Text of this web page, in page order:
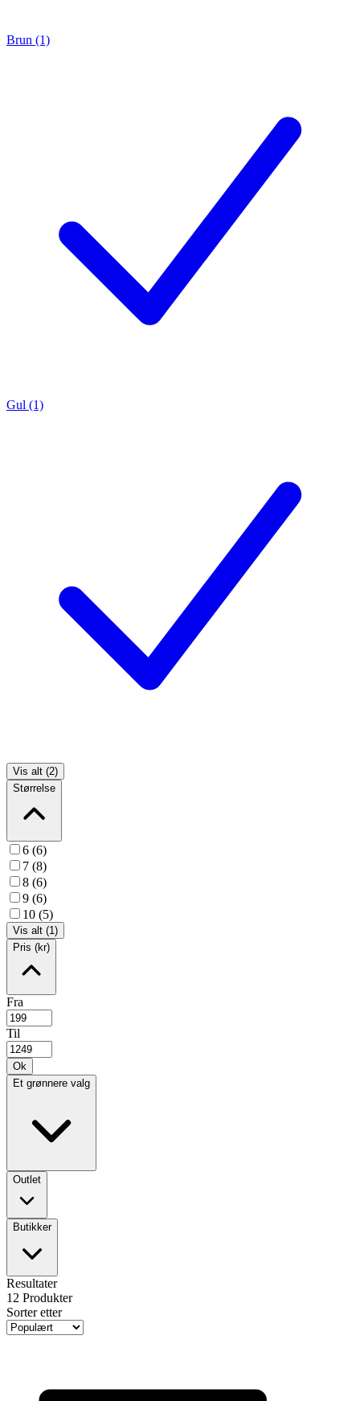
Brun (1)
Gul (1)
Vis alt (2)
Størrelse
6 (6)
7 (8)
8 (6)
9 (6)
10 (5)
Vis alt (1)
Pris (kr)
Fra
Til
Ok
Et grønnere valg
Outlet
Butikker
Resultater
12 Produkter
Sorter etter